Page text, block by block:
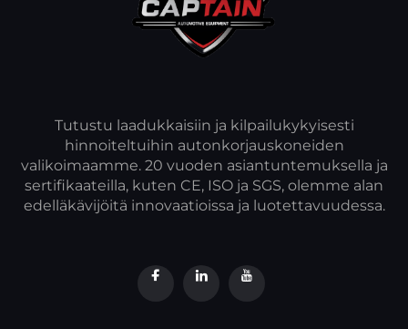
Tutustu laadukkaisiin ja kilpailukykyisesti
hinnoiteltuihin autonkorjauskoneiden
valikoimaamme. 20 vuoden asiantuntemuksella ja
sertifikaateilla, kuten CE, ISO ja SGS, olemme alan
edelläkävijöitä innovaatioissa ja luotettavuudessa.